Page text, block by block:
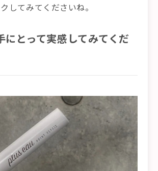
してみてくださいね。
にとって実感してみてくだ